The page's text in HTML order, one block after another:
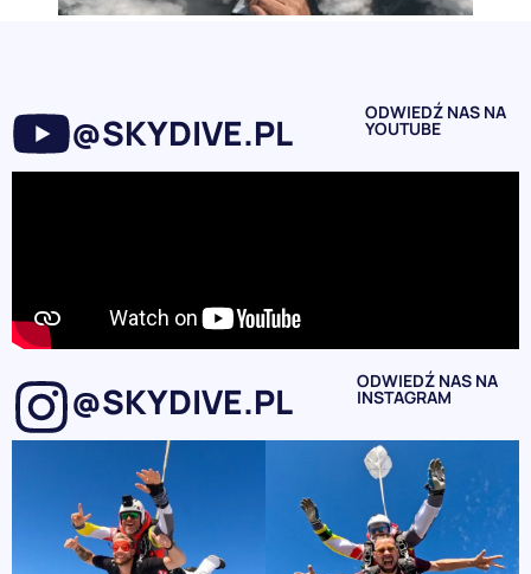
@SKYDIVE.PL ODWIEDŹ NAS NA
YOUTUBE
@SKYDIVE.PL ODWIEDŹ NAS NA
INSTAGRAM